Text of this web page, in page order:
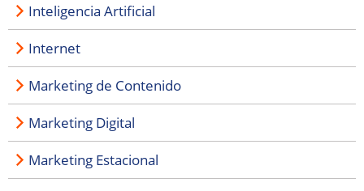
Inteligencia Artificial
Internet
Marketing de Contenido
Marketing Digital
Marketing Estacional